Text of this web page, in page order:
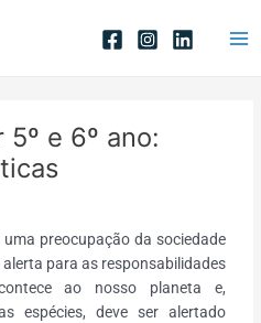
e 6º ano:
preocupação da sociedade
para as responsabilidades
ao nosso planeta e,
espécies, deve ser alertado